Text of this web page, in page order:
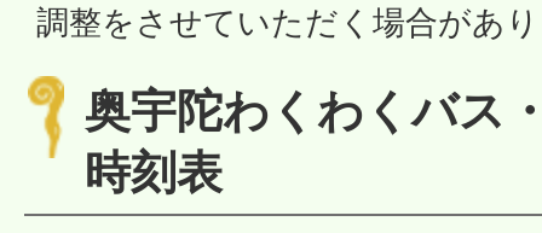
調整をさせていただく場合があ
奥宇陀わくわくバス
時刻表